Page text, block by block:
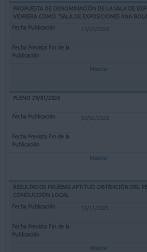
PROPUESTA DE DENOMINACIÓN DE LA SALA DE
VIDRIERA COMO "SALA DE EXPOSICIONES ANA
13/03/2026
Mostrar
PLENO 29/01/2026
03/02/2026
Mostrar
RESULTADOS PRUEBAS APTITUD OBTENCIÓN DEL
CONDUCCIÓN LOCAL
10/11/2025
Mostrar